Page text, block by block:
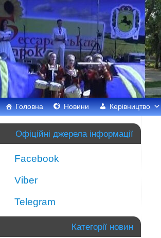
Головна Новини Керівництво
Офіційні джерела інформації
Facebook
Viber
Telegram
Категорії новин